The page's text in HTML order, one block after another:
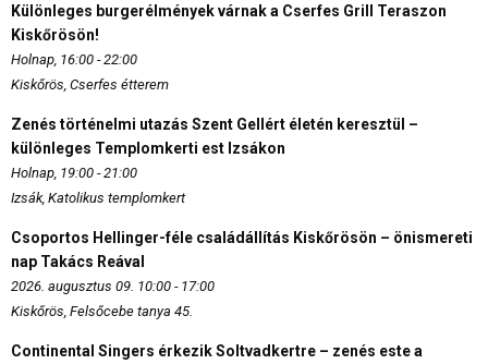
Különleges burgerélmények várnak a Cserfes Grill Teraszon
Kiskőrösön!
Holnap, 16:00 - 22:00
Kiskőrös, Cserfes étterem
Zenés történelmi utazás Szent Gellért életén keresztül –
különleges Templomkerti est Izsákon
Holnap, 19:00 - 21:00
Izsák, Katolikus templomkert
Csoportos Hellinger-féle családállítás Kiskőrösön – önismereti
nap Takács Reával
2026. augusztus 09. 10:00 - 17:00
Kiskőrös, Felsőcebe tanya 45.
Continental Singers érkezik Soltvadkertre – zenés este a